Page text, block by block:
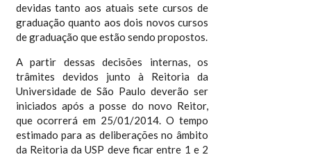
devidas tanto aos atuais sete cursos de
graduação quanto aos dois novos cursos
de graduação que estão sendo propostos.
A partir dessas decisões internas, os
trâmites devidos junto à Reitoria da
Universidade de São Paulo deverão ser
iniciados após a posse do novo Reitor,
que ocorrerá em 25/01/2014. O tempo
estimado para as deliberações no âmbito
da Reitoria da USP deve ficar entre 1 e 2